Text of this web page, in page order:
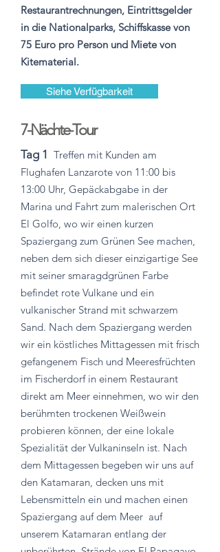
Restaurantrechnungen, Eintrittsgelder
in die Nationalparks, Schiffskasse von
75 Euro pro Person und Miete von
Kitematerial.
Siehe Verfügbarkeit
7-Nächte-Tour
Tag 1 Treffen mit Kunden am
Flughafen Lanzarote von 11:00 bis
13:00 Uhr, Gepäckabgabe in der
Marina und Fahrt zum malerischen Ort
El Golfo, wo wir einen kurzen
Spaziergang zum Grünen See machen,
neben dem sich dieser einzigartige See
mit seiner smaragdgrünen Farbe
befindet rote Vulkane und ein
vulkanischer Strand mit schwarzem
Sand. Nach dem Spaziergang werden
wir ein köstliches Mittagessen mit frisch
gefangenem Fisch und Meeresfrüchten
im Fischerdorf in einem Restaurant
direkt am Meer einnehmen, wo wir den
berühmten trockenen Weißwein
probieren können, der eine lokale
Spezialität der Vulkaninseln ist. Nach
dem Mittagessen begeben wir uns auf
den Katamaran, decken uns mit
Lebensmitteln ein und machen einen
Spaziergang auf dem Meer auf
unserem Katamaran entlang der